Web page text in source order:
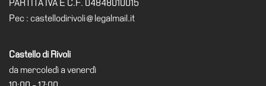
Cerruti
EN
PARTITA IVA E C.F. 04848010015
Pec : castellodirivoli@legalmail.it
Castello di Rivoli
da mercoledì a venerdì